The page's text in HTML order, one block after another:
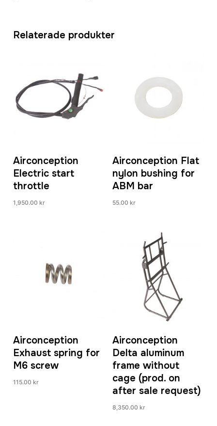
Relaterade produkter
Airconception
Electric start
throttle
1,950.00 kr
Airconception Flat
nylon bushing for
ABM bar
55.00 kr
Airconception
Exhaust spring for
M6 screw
115.00 kr
Airconception
Delta aluminum
frame without
cage (prod. on
after sale request)
8,350.00 kr